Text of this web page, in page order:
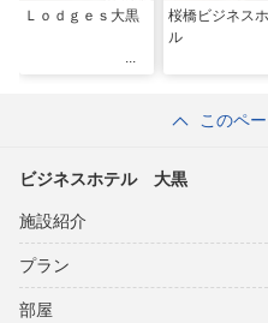
Ｌｏｄｇｅｓ大黒
桜橋ビジネス
ル
このペ
ビジネスホテル 大黒
施設紹介
プラン
部屋